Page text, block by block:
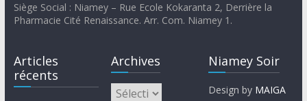
Siège Social : Niamey – Rue Ecole Kokaranta 2, Derrière la
Pharmacie Cité Renaissance. Arr. Com. Niamey 1.
Articles
récents
Archives Niamey Soir
Design by MAIGA